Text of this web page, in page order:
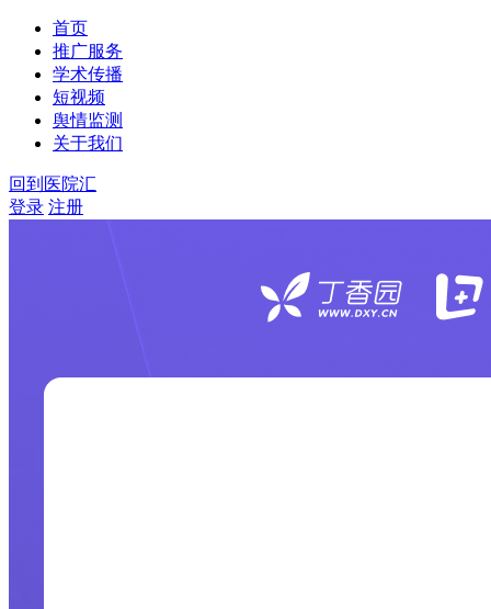
首页
推广服务
学术传播
短视频
舆情监测
关于我们
回到医院汇
登录 注册